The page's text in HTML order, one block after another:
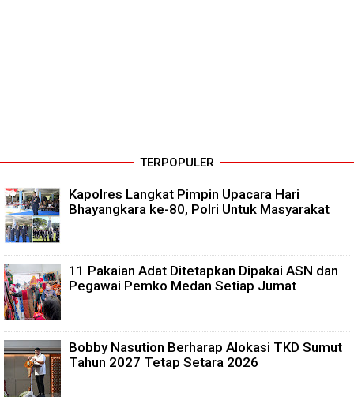
TERPOPULER
Kapolres Langkat Pimpin Upacara Hari
Bhayangkara ke-80, Polri Untuk Masyarakat
11 Pakaian Adat Ditetapkan Dipakai ASN dan
Pegawai Pemko Medan Setiap Jumat
Bobby Nasution Berharap Alokasi TKD Sumut
Tahun 2027 Tetap Setara 2026